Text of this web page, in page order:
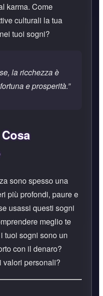
karma. Come
culturali la tua
tuoi sogni?
la ricchezza è
e prosperità.”
sono spesso una
più profondi, paure e
usassi questi sogni
meglio te
tuoi sogni sono un
con il denaro?
valori personali?